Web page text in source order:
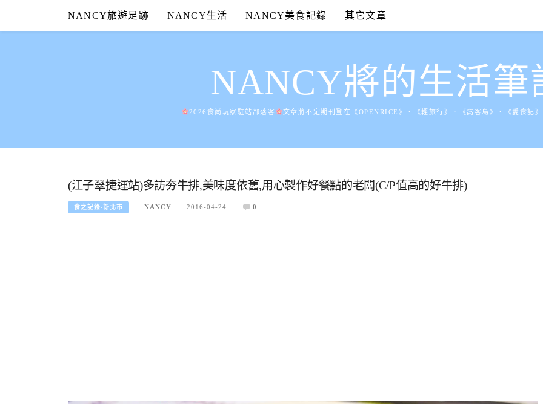
content
NANCY旅遊足跡 NANCY生活 NANCY美食記錄 其它文章
NANCY將的生活筆
2026食尚玩家駐站部落客 文章將不定期刊登在《OPENRICE》、《輕旅行》、《窩客島》、《愛食記
(江子翠捷運站)多訪夯牛排,美味度依舊,用心製作好餐點的老闆(C/P值高的好牛排)
食之記錄-新北市 NANCY 2016-04-24 0